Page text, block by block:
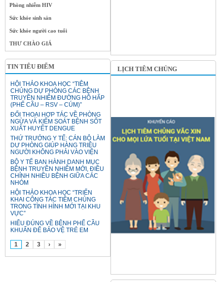
Phòng nhiễm HIV
Sức khỏe sinh sản
Sức khỏe người cao tuổi
THƯ CHÀO GIÁ
TIN TIÊU ĐIỂM
HỘI THẢO KHOA HỌC “TIÊM
CHỦNG DỰ PHÒNG CÁC BỆNH
TRUYỀN NHIỄM ĐƯỜNG HÔ HẤP
(PHẾ CẦU – RSV – CÚM)”
ĐỐI THOẠI HỢP TÁC VỀ PHÒNG
NGỪA VÀ KIỂM SOÁT BỆNH SỐT
XUẤT HUYẾT DENGUE
THỨ TRƯỞNG Y TẾ: CÁN BỘ LÀM
DỰ PHÒNG GIÚP HÀNG TRIỆU
NGƯỜI KHÔNG PHẢI VÀO VIỆN
BỘ Y TẾ BAN HÀNH DANH MỤC
BỆNH TRUYỀN NHIỄM MỚI, ĐIỀU
CHỈNH NHIỀU BỆNH GIỮA CÁC
NHÓM
HỘI THẢO KHOA HỌC “TRIỂN
KHAI CÔNG TÁC TIÊM CHỦNG
TRONG TÌNH HÌNH MỚI TẠI KHU
VỰC”
HIỂU ĐÚNG VỀ BỆNH PHẾ CẦU
KHUẨN ĐỂ BẢO VỆ TRẺ EM
1 2 3 › »
LỊCH TIÊM CHỦNG